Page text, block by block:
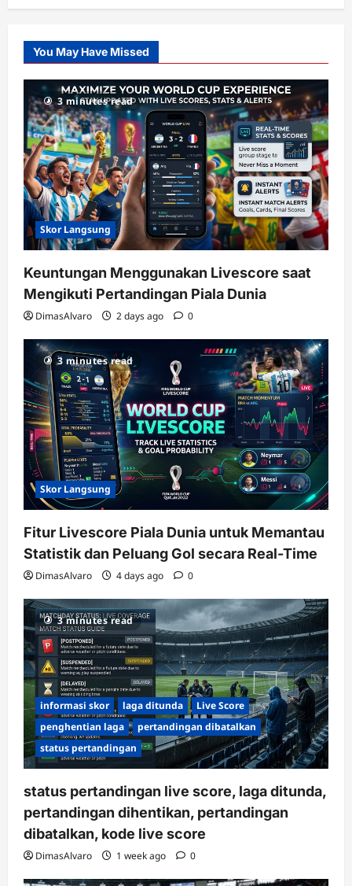
Slot
Gacor
RTP
terupdate
You May Have Missed
3 minutes read
Skor Langsung
Keuntungan Menggunakan Livescore saat
Mengikuti Pertandingan Piala Dunia
DimasAlvaro 2 days ago 0
3 minutes read
Skor Langsung
Fitur Livescore Piala Dunia untuk Memantau
Statistik dan Peluang Gol secara Real-Time
DimasAlvaro 4 days ago 0
3 minutes read
informasi skor laga ditunda
Live Score
penghentian laga
pertandingan dibatalkan
status pertandingan
status pertandingan live score, laga ditunda,
pertandingan dihentikan, pertandingan
dibatalkan, kode live score
DimasAlvaro 1 week ago 0